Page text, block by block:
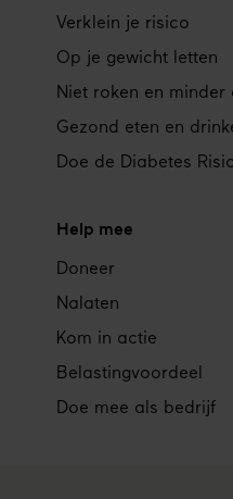
Verklein je risico
Op je gewicht letten
Niet roken en minder
Gezond eten en
Doe de Diabetes
Help mee
Doneer
Nalaten
Kom in actie
Belastingvoordeel
Doe mee als bedrijf